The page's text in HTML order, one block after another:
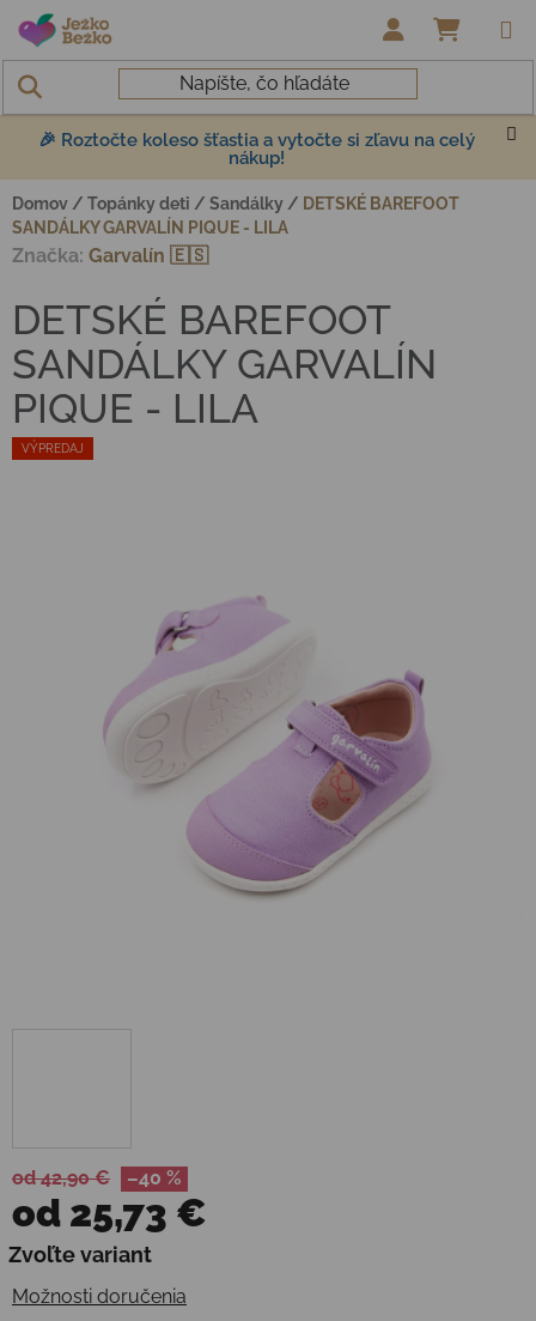
Prejsť na obsah
🎉 Roztočte koleso šťastia a vytočte si zľavu na celý
nákup!
Domov / Topánky deti / Sandálky / DETSKÉ BAREFOOT
SANDÁLKY GARVALÍN PIQUE - LILA
od 42,90 € –40 %
od 25,73 €
Jednotková cena:
Zvoľte variant
Možnosti doručenia
VÝPREDAJ
DETSKÉ BAREFOOT
SANDÁLKY GARVALÍN
PIQUE - LILA
Značka: Garvalín 🇪🇸